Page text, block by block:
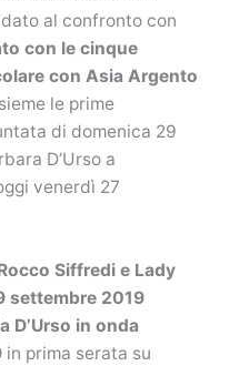
al confronto con
con le cinque
con Asia Argento
le prime
di domenica 29
D’Urso a
venerdì 27
Siffredi e Lady
settembre 2019
D’Urso in onda
in prima serata su